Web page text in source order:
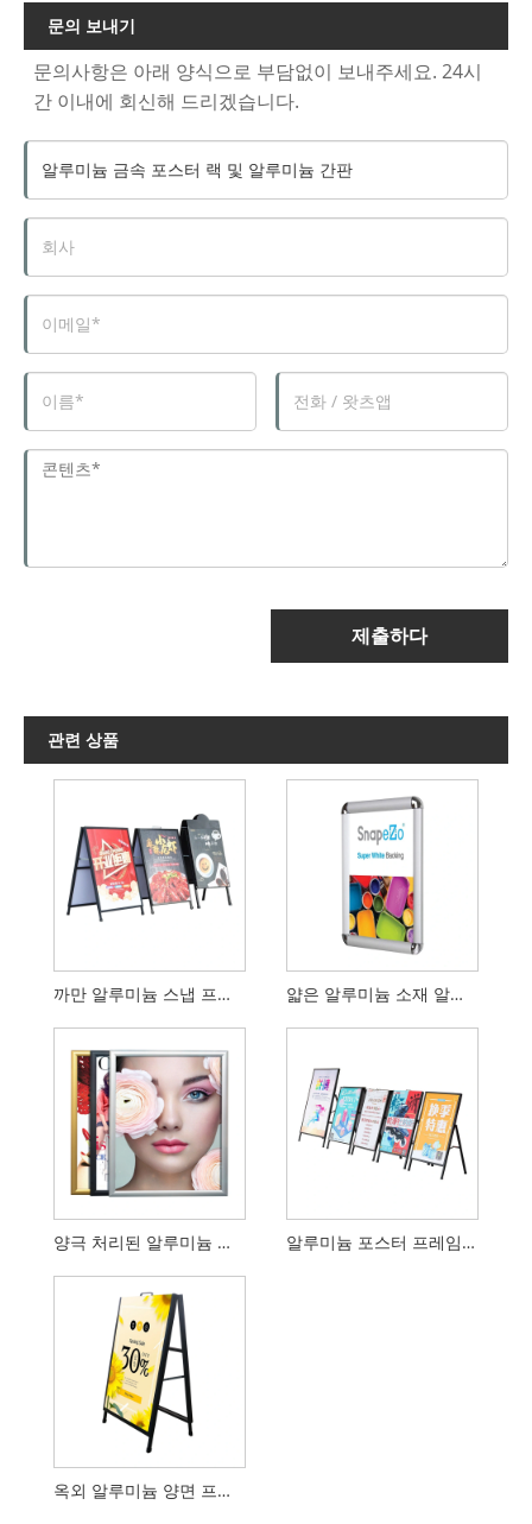
문의 보내기
문의사항은 아래 양식으로 부담없이 보내주세요. 24시
간 이내에 회신해 드리겠습니다.
제출하다
관련 상품
까만 알루미늄 스냅 프레임 벽걸이형 사진 잠금 프레임 얇은 알루미늄 소재 알루미늄 액자 포스터 프레임
양극 처리된 알루미늄 합금 검정 액자 포스터 스냅 프레임 알루미늄 포스터 프레임 코너
옥외 알루미늄 양면 프레임 보도 간판